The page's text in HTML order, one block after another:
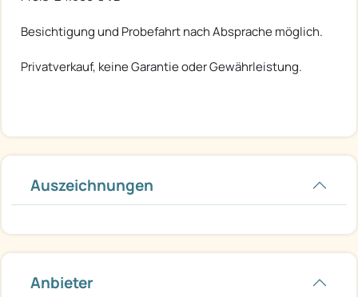
Besichtigung und Probefahrt nach Absprache möglich.
Privatverkauf, keine Garantie oder Gewährleistung.
Auszeichnungen
Anbieter